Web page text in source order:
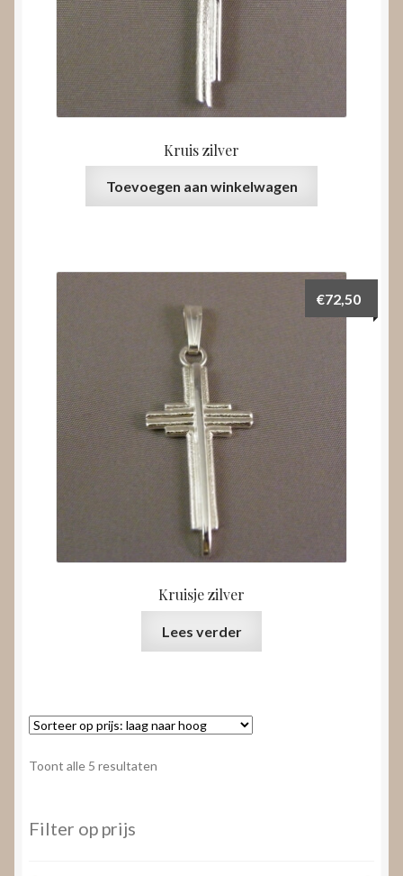
Kruis zilver
Toevoegen aan winkelwagen
Kruisje zilver
€72,50
Lees verder
Toont alle 5 resultaten
Filter op prijs